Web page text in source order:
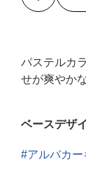
パステルカ
せが爽やか
ベースデザ
アルバカ